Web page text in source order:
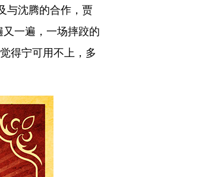
与沈腾的合作，贾
一遍，一场摔跤的
得宁可用不上，多